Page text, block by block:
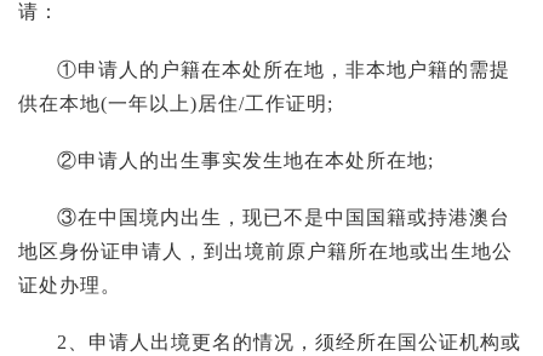
关于服务诚信与办理流程的重要声明
出生证明 ≠ 出生公证书：一本正经聊聊你可能忽略的
@老陈有话说
怎么办理出生公证书？针对不同年代出生人群的详细
攻略
请：
①申请人的户籍在本处所在地，非本地户籍的需提
供在本地(一年以上)居住/工作证明;
②申请人的出生事实发生地在本处所在地;
③在中国境内出生，现已不是中国国籍或持港澳台
地区身份证申请人，到出境前原户籍所在地或出生地公
证处办理。
2、申请人出境更名的情况，须经所在国公证机构或